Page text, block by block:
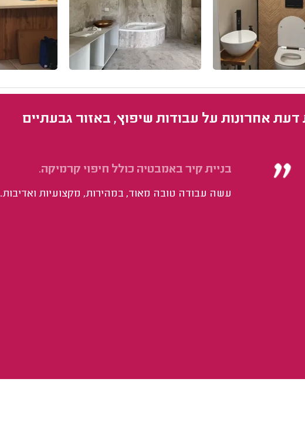
דעת אחרונות על עבודות שיפוץ, באזור גבעתיים
בניית קיר באמבטיה כולל חיפוי קרמיקה.
עשה עבודה טובה מאוד, במהירות, מקצועיות ואדיבות.